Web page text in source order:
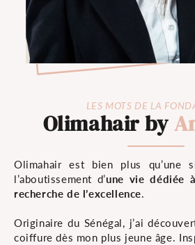
LES MOTS DE LA
Olimahair by
Olimahair est bien plus qu’une
l’aboutissement d’une vie dédiée
recherche de l’excellence.
Originaire du Sénégal, j’ai
coiffure dès mon plus jeune âge.